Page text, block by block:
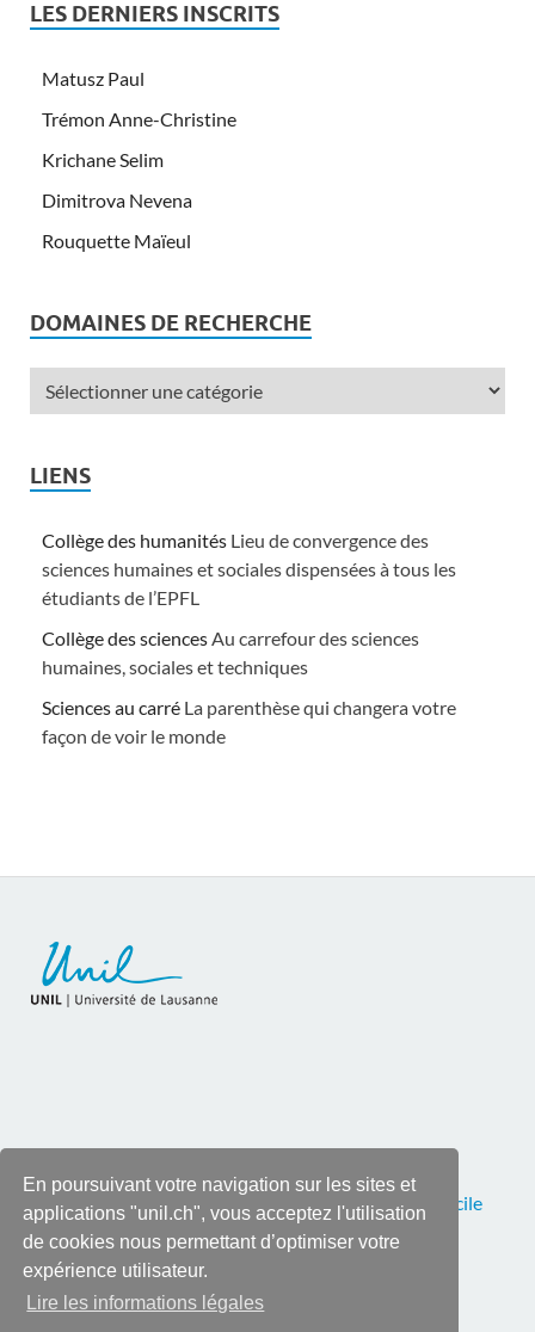
En poursuivant votre navigation sur les sites et
applications "unil.ch", vous acceptez l'utilisation
de cookies nous permettant d’optimiser votre
expérience utilisateur.
Lire les informations légales
LES DERNIERS INSCRITS
Matusz Paul
Trémon Anne-Christine
Krichane Selim
Dimitrova Nevena
Rouquette Maïeul
DOMAINES DE RECHERCHE
LIENS
Collège des humanités Lieu de convergence des
sciences humaines et sociales dispensées à tous les
étudiants de l’EPFL
Collège des sciencesAu carrefour des sciences
humaines, sociales et techniques
Sciences au carré La parenthèse qui changera votre
façon de voir le monde
Pour toutes corrections ou remarques, contactez
Cécile
Roy
, tél. 021 692 28 90